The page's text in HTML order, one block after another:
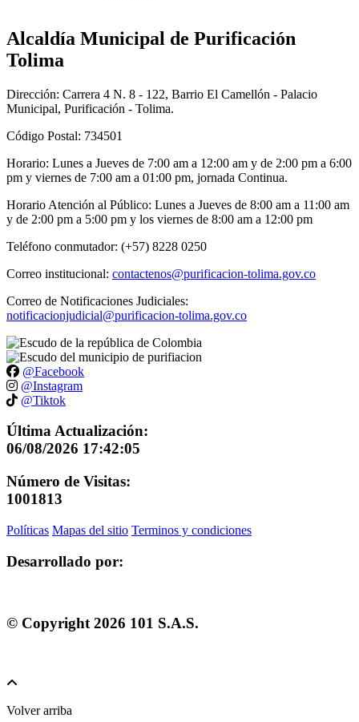
Alcaldía Municipal de Purificación
Tolima
Dirección: Carrera 4 N. 8 - 122, Barrio El Camellón - Palacio
Municipal, Purificación - Tolima.
Código Postal: 734501
Horario: Lunes a Jueves de 7:00 am a 12:00 am y de 2:00 pm a 6:00
pm y viernes de 7:00 am a 01:00 pm, jornada Continua.
Horario Atención al Público: Lunes a Jueves de 8:00 am a 11:00 am
y de 2:00 pm a 5:00 pm y los viernes de 8:00 am a 12:00 pm
Teléfono conmutador: (+57) 8228 0250
Correo institucional: contactenos@purificacion-tolima.gov.co
Correo de Notificaciones Judiciales:
notificacionjudicial@purificacion-tolima.gov.co
@Facebook
@Instagram
@Tiktok
Última Actualización:
06/08/2026 17:42:05
Número de Visitas:
1001813
Políticas Mapas del sitio Terminos y condiciones
Desarrollado por:
© Copyright 2026 101 S.A.S.
Volver arriba